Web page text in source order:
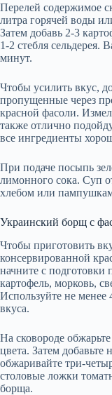
Перелей содержимое
литра горячей воды
Затем добавь 2-3
1-2 стебля сельдерея.
минут.
Чтобы усилить вкус,
пропущенные через
красной фасоли.
также отлично
все ингредиенты
При подаче посыпь
лимонного сока. Суп
хлебом или
Украинский борщ с
Чтобы приготовить
консервированной
начните с подготовки
картофель, морковь,
Используйте не
вкуса.
На сковороде
цвета. Затем добавьте
обжаривайте три-
столовые ложки
борща.